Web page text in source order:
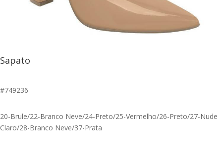
Sapato
#749236
20-Brule/22-Branco Neve/24-Preto/25-Vermelho/26-Preto/27-Nude
Claro/28-Branco Neve/37-Prata